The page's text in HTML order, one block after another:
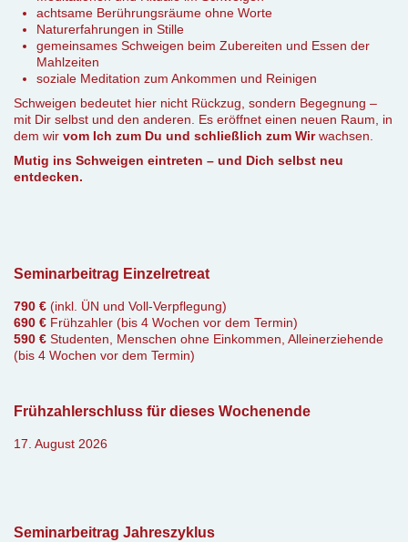
achtsame Berührungsräume ohne Worte
Naturerfahrungen in Stille
gemeinsames Schweigen beim Zubereiten und Essen der
Mahlzeiten
soziale Meditation zum Ankommen und Reinigen
Schweigen bedeutet hier nicht Rückzug, sondern Begegnung –
mit Dir selbst und den anderen. Es eröffnet einen neuen Raum, in
dem wir vom Ich zum Du und schließlich zum Wirwachsen.
Mutig ins Schweigen eintreten – und Dich selbst neu
entdecken.
Seminarbeitrag Einzelretreat
790 € (inkl. ÜN und Voll-Verpflegung)
690 € Frühzahler (bis 4 Wochen vor dem Termin)
590 € Studenten, Menschen ohne Einkommen, Alleinerziehende
(bis 4 Wochen vor dem Termin)
Frühzahlerschluss für dieses Wochenende
17. August 2026
Seminarbeitrag Jahreszyklus